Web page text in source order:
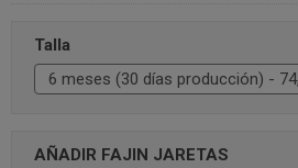
Talla
AÑADIR FAJIN JARETAS